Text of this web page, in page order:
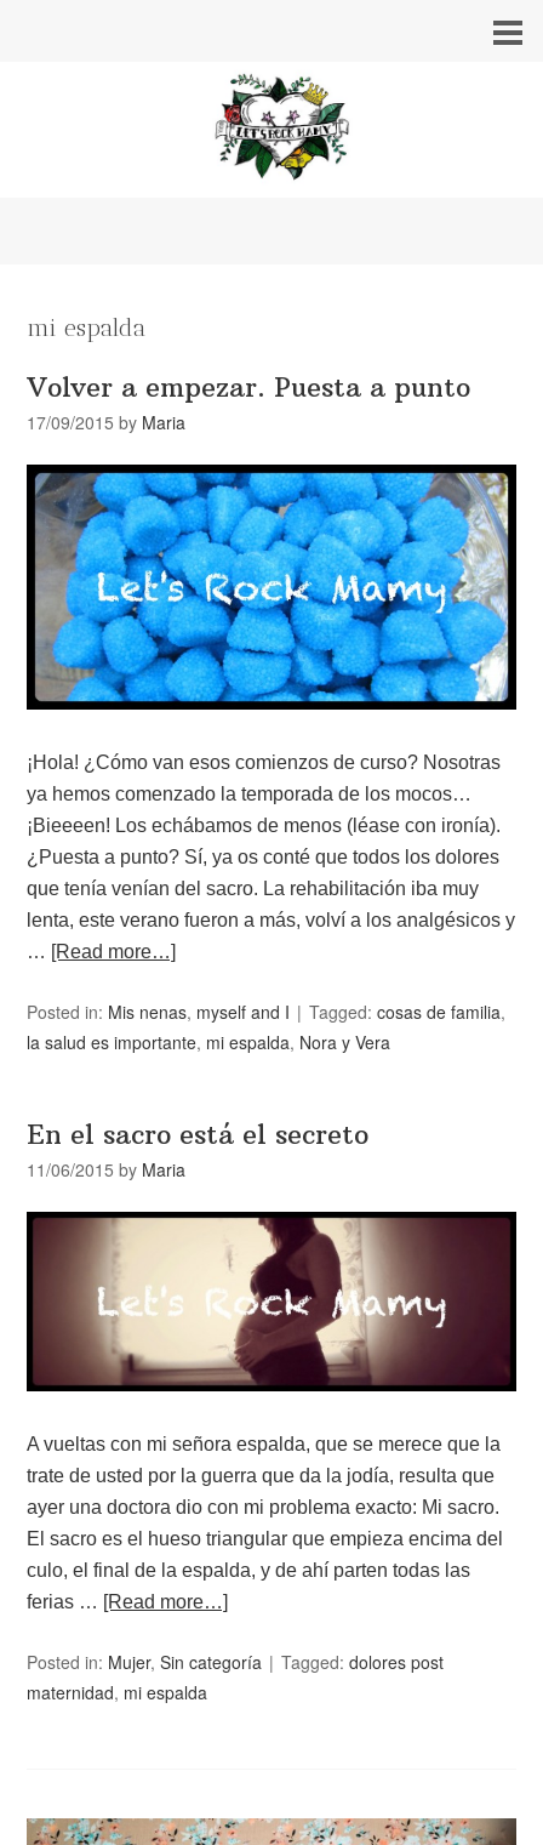
mi espalda
Volver a empezar. Puesta a punto
17/09/2015 by Maria
¡Hola! ¿Cómo van esos comienzos de curso? Nosotras
ya hemos comenzado la temporada de los mocos…
¡Bieeeen! Los echábamos de menos (léase con ironía).
¿Puesta a punto? Sí, ya os conté que todos los dolores
que tenía venían del sacro. La rehabilitación iba muy
lenta, este verano fueron a más, volví a los analgésicos y
… [Read more…]
Posted in: Mis nenas, myself and I Tagged:cosas de familia,
la salud es importante, mi espalda, Nora y Vera
En el sacro está el secreto
11/06/2015 by Maria
A vueltas con mi señora espalda, que se merece que la
trate de usted por la guerra que da la jodía, resulta que
ayer una doctora dio con mi problema exacto: Mi sacro.
El sacro es el hueso triangular que empieza encima del
culo, el final de la espalda, y de ahí parten todas las
ferias … [Read more…]
Posted in: Mujer,Sin categoría Tagged:dolores post
maternidad, mi espalda